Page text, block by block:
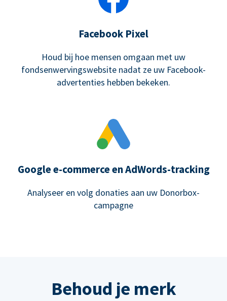
Facebook Pixel
Houd bij hoe mensen omgaan met uw
fondsenwervingswebsite nadat ze uw Facebook-
advertenties hebben bekeken.
Google e-commerce en AdWords-tracking
Analyseer en volg donaties aan uw Donorbox-
campagne
Behoud je merk